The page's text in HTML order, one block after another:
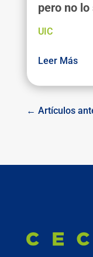
pero no
semana
UIC
Leer Más
← Artículos